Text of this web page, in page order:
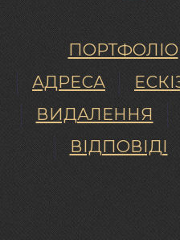
ПОРТФОЛІО
АДРЕСА
ВИДАЛЕННЯ
ВІДПОВІДІ